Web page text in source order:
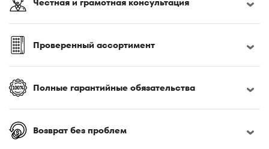
190x200
200x200
200x210
200x220
Проверенный ассортимент
Полные гарантийные обязательства
Возврат без проблем